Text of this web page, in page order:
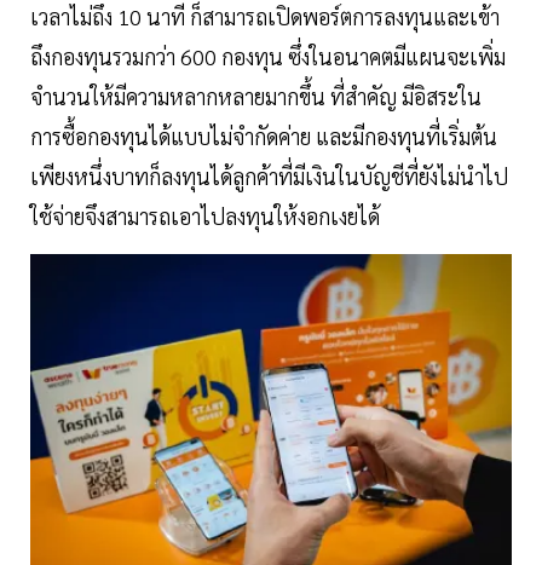
เวลาไม่ถึง 10 นาที ก็สามารถเปิดพอร์ตการลงทุนและเข้า
ถึงกองทุนรวมกว่า 600 กองทุน ซึ่งในอนาคตมีแผนจะเพิ่ม
จำนวนให้มีความหลากหลายมากขึ้น ที่สำคัญ มีอิสระใน
การซื้อกองทุนได้แบบไม่จำกัดค่าย และมีกองทุนที่เริ่มต้น
เพียงหนึ่งบาทก็ลงทุนได้ลูกค้าที่มีเงินในบัญชีที่ยังไม่นำไป
ใช้จ่ายจึงสามารถเอาไปลงทุนให้งอกเงยได้